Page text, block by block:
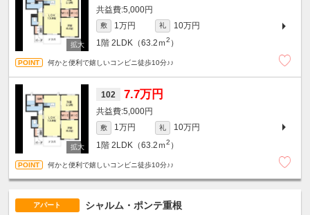
5,000円
敷 1万円 礼
10万円
1階 2LDK（63.2ｍ2 ）
何かと便利で嬉しいコンビニ徒歩10分♪♪
102 7.7万円
5,000円
敷 1万円 礼
10万円
1階 2LDK（63.2ｍ2 ）
何かと便利で嬉しいコンビニ徒歩10分♪♪
アパート シャルム・ポンテ重根